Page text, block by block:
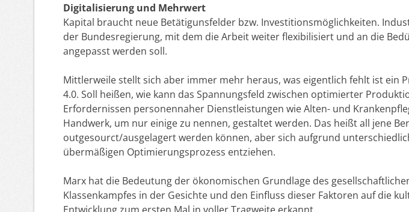
Digitalisierung und Mehrwert
Kapital braucht neue Betätigunsfelder bzw. Investitionsmöglichkeiten.
der Bundesregierung, mit dem die Arbeit weiter flexibilisiert und an die
angepasst werden soll.
Mittlerweile stellt sich aber immer mehr heraus, was eigentlich fehlt ist ein
4.0. Soll heißen, wie kann das Spannungsfeld zwischen optimierter
Erfordernissen personennaher Dienstleistungen wie Alten- und
Handwerk, um nur einige zu nennen, gestaltet werden. Das heißt all jene
outgesourct/ausgelagert werden können, aber sich aufgrund
übermäßigen Optimierungsprozess entziehen.
Marx hat die Bedeutung der ökonomischen Grundlage des
Klassenkampfes in der Gesichte und den Einfluss dieser Faktoren auf die